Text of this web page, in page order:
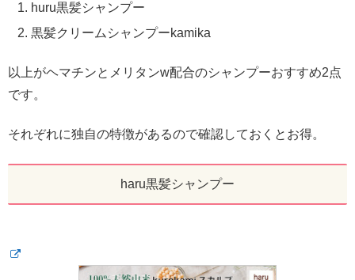
huru黒髪シャンプー
黒髪クリームシャンプーkamika
以上がヘマチンとメリタンw配合のシャンプーおすすめ2点
です。
それぞれに独自の特徴があるので確認しておくとお得。
haru黒髪シャンプー